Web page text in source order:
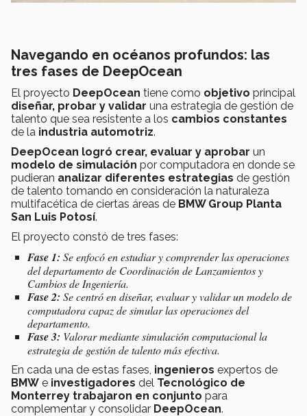
Navegando en océanos profundos: las
tres fases de DeepOcean
El proyecto DeepOcean tiene como objetivo principal
diseñar, probar y validar una estrategia de gestión de
talento que sea resistente a los cambios constantes
de la industria automotriz.
DeepOcean logró crear, evaluar y aprobar un
modelo de simulación por computadora en donde se
pudieran analizar diferentes estrategias de gestión
de talento tomando en consideración la naturaleza
multifacética de ciertas áreas de BMW Group Planta
San Luis Potosí.
El proyecto constó de tres fases:
Fase 1: Se enfocó en estudiar y comprender las operaciones
del departamento de Coordinación de Lanzamientos y
Cambios de Ingeniería.
Fase 2: Se centró en diseñar, evaluar y validar un modelo de
computadora capaz de simular las operaciones del
departamento.
Fase 3: Valorar mediante simulación computacional la
estrategia de gestión de talento más efectiva.
En cada una de estas fases, ingenieros expertos de
BMW e investigadores del Tecnológico de
Monterrey trabajaron en conjunto para
complementar y consolidar DeepOcean.